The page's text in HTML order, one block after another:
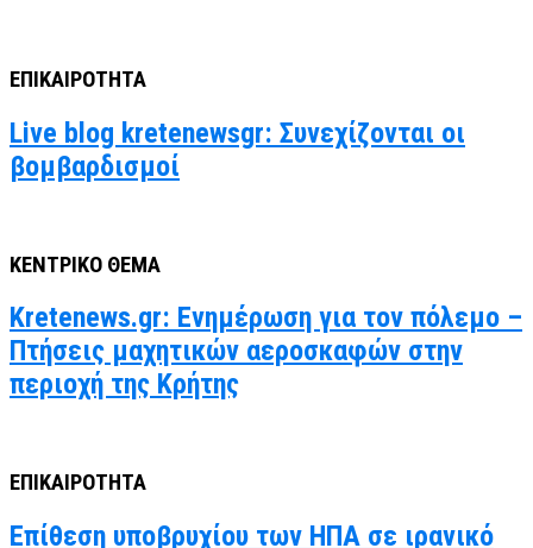
ΕΠΙΚΑΙΡΟΤΗΤΑ
Live blog kretenewsgr: Συνεχίζονται οι
βομβαρδισμοί
ΚΕΝΤΡΙΚΟ ΘΕΜΑ
Kretenews.gr: Ενημέρωση για τον πόλεμο –
Πτήσεις μαχητικών αεροσκαφών στην
περιοχή της Κρήτης
ΕΠΙΚΑΙΡΟΤΗΤΑ
Επίθεση υποβρυχίου των ΗΠΑ σε ιρανικό